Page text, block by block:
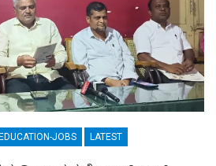
JOBS LATEST